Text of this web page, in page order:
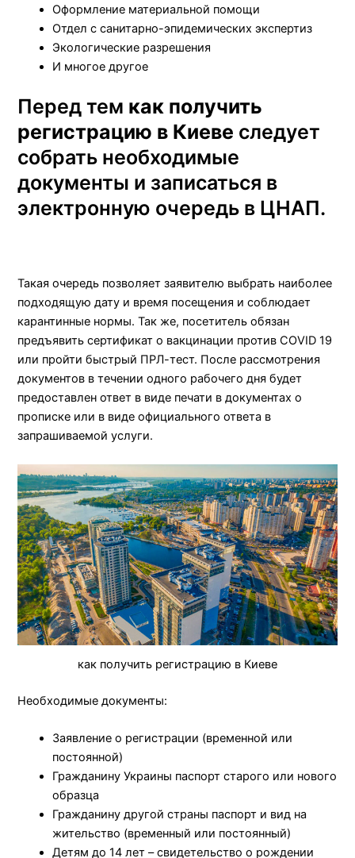
Оформление материальной помощи
Отдел с санитарно-эпидемических экспертиз
Экологические разрешения
И многое другое
Перед тем как получить
регистрацию в Киеве следует
собрать необходимые
документы и записаться в
электронную очередь в ЦНАП.
Такая очередь позволяет заявителю выбрать наиболее
подходящую дату и время посещения и соблюдает
карантинные нормы. Так же, посетитель обязан
предъявить сертификат о вакцинации против COVID 19
или пройти быстрый ПРЛ-тест. После рассмотрения
документов в течении одного рабочего дня будет
предоставлен ответ в виде печати в документах о
прописке или в виде официального ответа в
запрашиваемой услуги.
как получить регистрацию в Киеве
Необходимые документы:
Заявление о регистрации (временной или
постоянной)
Гражданину Украины паспорт старого или нового
образца
Гражданину другой страны паспорт и вид на
жительство (временный или постоянный)
Детям до 14 лет – свидетельство о рождении